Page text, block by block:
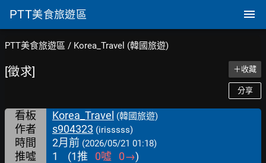
PTT美食旅遊區
PTT美食旅遊區 / Korea_Travel (韓國旅遊)
[徵求] ＋收藏
分享
看板 Korea_Travel (韓國旅遊)
作者 s904323 (irisssss)
時間 2月前 (2026/05/21 01:18)
推噓 1 (1推 0噓 0→)